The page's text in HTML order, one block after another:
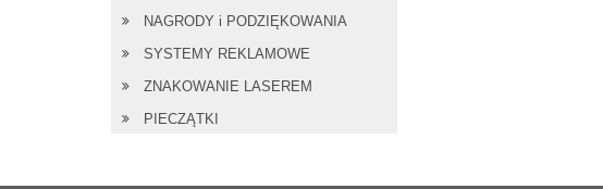
NAGRODY i PODZIĘKOWANIA
SYSTEMY REKLAMOWE
ZNAKOWANIE LASEREM
PIECZĄTKI